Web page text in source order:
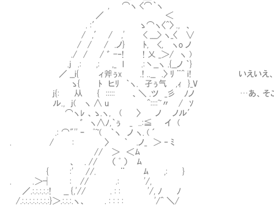
, ⌒ヽ <⌒｀ヽ
／ ＜
. :′ ゝ⌒ヽ〈^〉 ., 、
/ ,′ / ,' < ___> ヽ_〈 ∨
/ / / .ノ} ﾄ, <, ヽo ノ
./ / / ゛ -‐! ! 乂 _＞/ ヽ )
.j .: ,: ,_ l .:丶__ヽ .{__ノ ｀}
／ __i{ ィ斧ぅx .! ..__ .〉 ﾘ ¨^ i! いえいえ、公私を分
ゝ{ ﾄ ヒﾘ ｀ヽ. 孑ぅ气 ,ｨ }_V
j{: 从 { ::::: 、＼ .ツ _彡 ﾉノ …あ、そこの奴
ル., j( ヽ ∧ u ^::::~〃 / ｿ
⌒ヽﾚ 、ゝ.ヽ, ( 〉 ノ ノル′
゛ ヽ∧ﾉ,｀ぅ _ ..:≦ イ (
.: ⌒"'' ｰ ﾟ~( ｀ヽ ノ ヽ. ( ´
. / : 〉 ｀ .ノ_ ＞ ‐ ﾐ
// ＞ ＜ﾑ
、 . // （ ﾟ ） ﾑ
{ :' //. ¨ ﾑ ,: }
. .＞┤ : // .: '/,
／.:.:.:.:.:! __ {,'// . : : '/, ﾉ ﾉ
/.:.:.:.:.:.:.:.:}＞.:.:.:.ヽ、 . : : : : '/^ ＼/